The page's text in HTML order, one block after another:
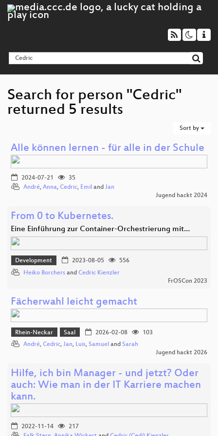
Search for person "Cedric"
returned 5 results
Sort by
Alle können lernen - für alle in der Schule
2024-07-21
35
André, Anna, Cedric, Emil and Jan
Jugend hackt 2024
From 0 to Kubernetes.
Eine Einführung zur Container-Orchestrierung mit…
Development 2023-08-05
556
Heiko Borchers and Cedric Kienzler
FrOSCon 2023
Fächerwahl leicht gemacht
Rhein-Neckar Saal 2026-02-08
103
André, Cedric, Jan, Luis, Samuel and Sarah
Jugend hackt 2026
Hilfe, ich bin Manager - und jetzt? Oder
auch: Wie man in der IT Karriere machen
kann.
2022-11-14
217